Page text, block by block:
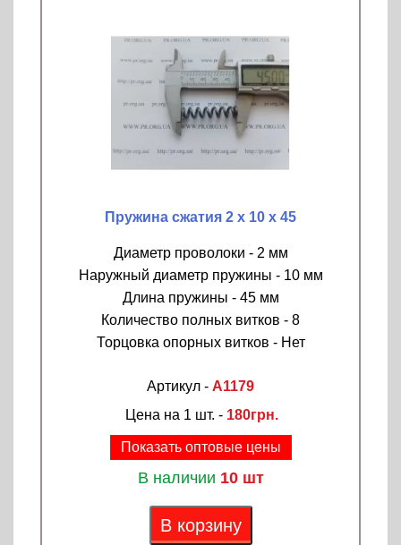
Пружина сжатия 2 х 10 х 45
Диаметр проволоки - 2 мм
Наружный диаметр пружины - 10 мм
Длина пружины - 45 мм
Количество полных витков - 8
Торцовка опорных витков - Нет
Артикул - A1179
Цена на 1 шт. - 180грн.
Показать оптовые цены
В наличии 10 шт
В корзину